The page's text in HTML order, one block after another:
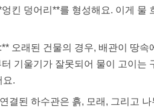
킨 덩어리**를 형성해요. 이게 물
오래된 건물의 경우, 배관이 땅속
기울기가 잘못되어 물이 고이는
요.
결된 하수관은 흙, 모래, 그리고 나